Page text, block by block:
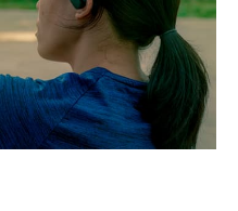
適な着け心地
軽い着け心地と高
いフィット感のオ
ープンイヤー型
耳掛け（オープ
エアー）
)
幅広いシーンで活
躍するオープンイ
ヤーイヤホン
耳掛け（オープ
エアー）